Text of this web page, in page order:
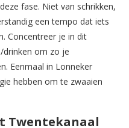
fase. Niet van schrikken,
een tempo dat iets
Concentreer je in dit
drinken om zo je
Eenmaal in Lonneker
hebben om te zwaaien
Twentekanaal